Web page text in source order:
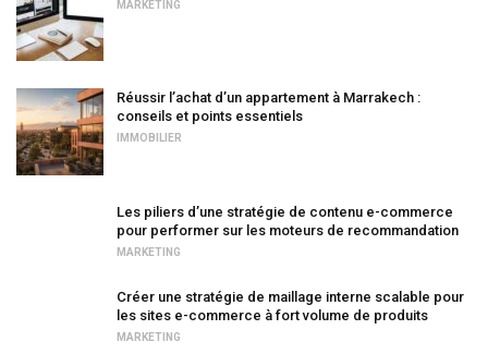
MARKETING
Réussir l’achat d’un appartement à Marrakech :
conseils et points essentiels
IMMOBILIER
Les piliers d’une stratégie de contenu e-commerce
pour performer sur les moteurs de recommandation
MARKETING
Créer une stratégie de maillage interne scalable pour
les sites e-commerce à fort volume de produits
MARKETING